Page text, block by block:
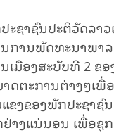
ຊາ​ຊົນ​ປະ​ຕິ​ວັດ​ລາ
ການ​ພັດ​ທະ​ນາ​ພາ​
ເມືອງ​ສະ​ບັບ​ທີ 2 ຂ
າດ​ຕະ​ການ​ຕ່າງໆ​ເ
ງ​ຂອງ​ພັກ​ປະ​ຊາ​ຊົ
າງ​ແນ່ນອນ ເພື່ອ​ຊຸ